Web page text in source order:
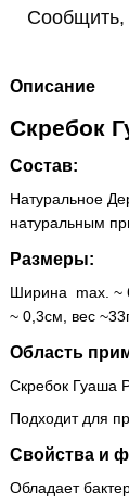
Сообщить,
Описание
Скребок
Состав:
Натуральное
натуральным
Размеры:
Ширина max. ~
~ 0,3см, вес
Область
Скребок Гуаша
Подходит для
Свойства и
Обладает